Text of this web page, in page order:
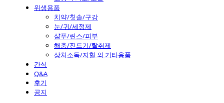
위생용품
치약/칫솔/구강
눈/귀/세정제
샴푸/린스/피부
해충/진드기/탈취제
상처소독/지혈 외 기타용품
간식
Q&A
후기
공지